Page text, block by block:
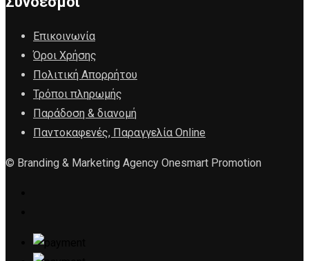
Επικοινωνία
Όροι Χρήσης
Πολιτική Απορρήτου
Τρόποι πληρωμής
Παράδοση & διανομή
Παντοκαφενές, Παραγγελία Online
© Branding & Marketing Agency Onesmart Promotion